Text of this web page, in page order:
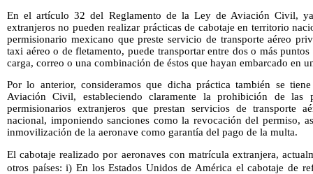
En el artículo 32 del Reglamento de la Ley de Aviación Civil,
extranjeros no pueden realizar prácticas de cabotaje en territorio
permisionario mexicano que preste servicio de transporte aéreo
taxi aéreo o de fletamento, puede transportar entre dos o más
carga, correo o una combinación de éstos que hayan embarcado en
Por lo anterior, consideramos que dicha práctica también se
Aviación Civil, estableciendo claramente la prohibición de las
permisionarios extranjeros que prestan servicios de transporte
nacional, imponiendo sanciones como la revocación del permiso,
inmovilización de la aeronave como garantía del pago de la multa.
El cabotaje realizado por aeronaves con matrícula extranjera,
otros países: i) En los Estados Unidos de América el cabotaje de